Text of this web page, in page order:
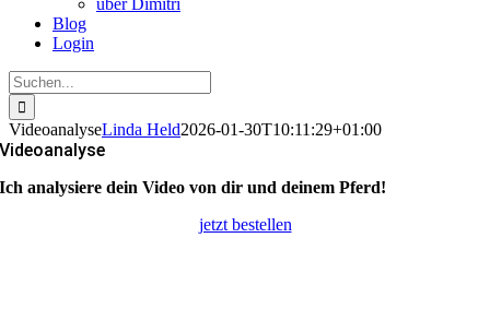
über Dimitri
Blog
Login
Suche
nach:
VideoanalyseLinda Held2026-01-30T10:11:29+01:00
Videoanalyse
Ich analysiere dein Video von dir und deinem Pferd!
jetzt bestellen